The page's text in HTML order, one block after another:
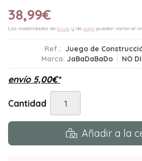
38,99€
Las modalidades de envío y de pago pueden variar el
Ref.: Juego de
Marca: JaBaDaBaDo NO
envío 5,00€*
Cantidad
Añadir a la